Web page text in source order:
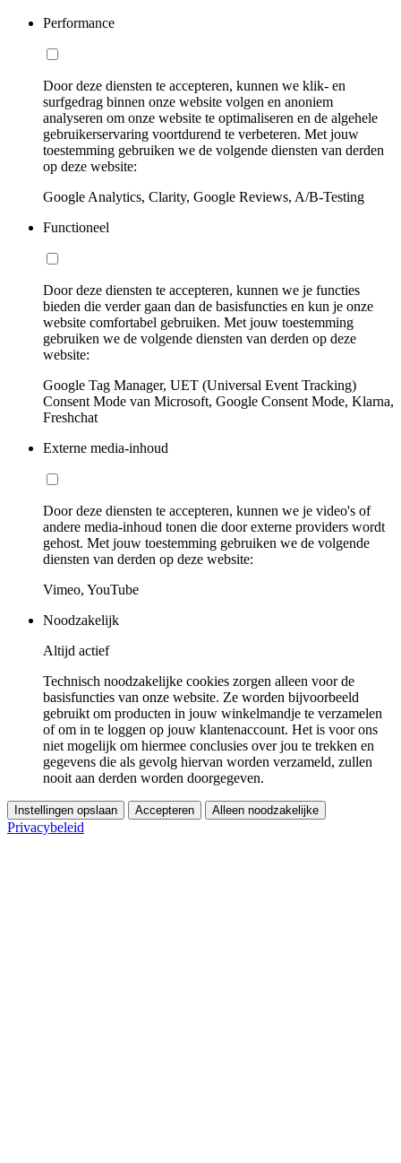
Performance
Door deze diensten te accepteren, kunnen we klik- en
surfgedrag binnen onze website volgen en anoniem
analyseren om onze website te optimaliseren en de algehele
gebruikerservaring voortdurend te verbeteren. Met jouw
toestemming gebruiken we de volgende diensten van derden
op deze website:
Google Analytics, Clarity, Google Reviews, A/B-Testing
Functioneel
Door deze diensten te accepteren, kunnen we je functies
bieden die verder gaan dan de basisfuncties en kun je onze
website comfortabel gebruiken. Met jouw toestemming
gebruiken we de volgende diensten van derden op deze
website:
Google Tag Manager, UET (Universal Event Tracking)
Consent Mode van Microsoft, Google Consent Mode, Klarna,
Freshchat
Externe media-inhoud
Door deze diensten te accepteren, kunnen we je video's of
andere media-inhoud tonen die door externe providers wordt
gehost. Met jouw toestemming gebruiken we de volgende
diensten van derden op deze website:
Vimeo, YouTube
Noodzakelijk
Altijd actief
Technisch noodzakelijke cookies zorgen alleen voor de
basisfuncties van onze website. Ze worden bijvoorbeeld
gebruikt om producten in jouw winkelmandje te verzamelen
of om in te loggen op jouw klantenaccount. Het is voor ons
niet mogelijk om hiermee conclusies over jou te trekken en
gegevens die als gevolg hiervan worden verzameld, zullen
nooit aan derden worden doorgegeven.
Instellingen opslaan Accepteren Alleen noodzakelijke
Privacybeleid